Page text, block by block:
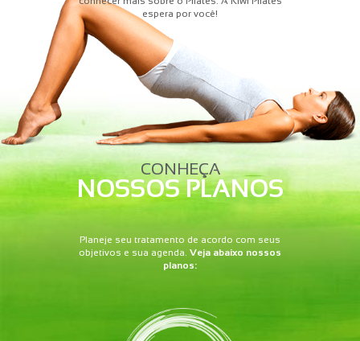
espera por você!
CONHEÇA
NOSSOS PLANOS
Planeje seu tratamento de acordo com seus
objetivos e sua agenda. Veja abaixo nossos
planos: